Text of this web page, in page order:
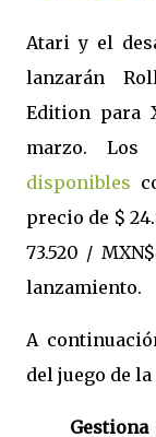
Atari y el
lanzarán
Edition para
marzo. Los
disponibles
precio de $
73.520 /
lanzamiento.
A
del juego de